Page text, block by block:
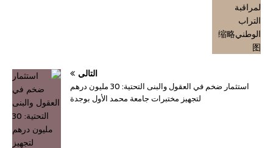
التالي
استثمار ضخم في العقول والبنى التحتية: 30 مليون درهم
لتجهيز مختبرات جامعة محمد الأول بوجدة